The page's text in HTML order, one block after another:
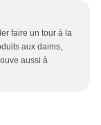
faire un tour à la
aux daims,
aussi à